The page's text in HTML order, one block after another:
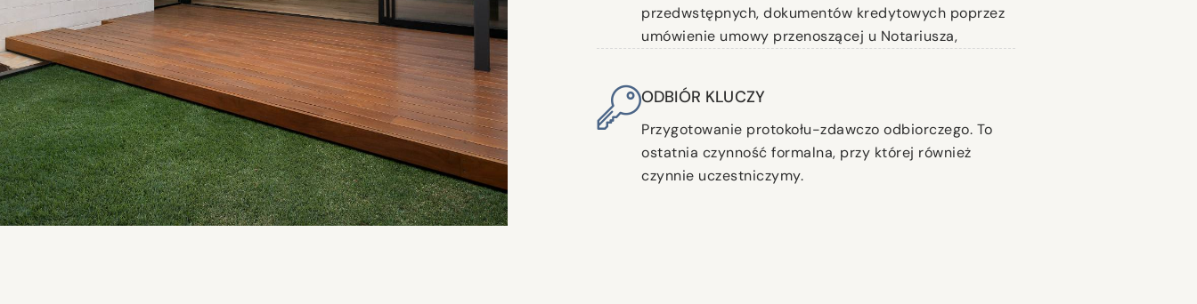
przedwstępnych, dokumentów kredytowych poprzez
umówienie umowy przenoszącej u Notariusza,
ODBIÓR KLUCZY
Przygotowanie protokołu-zdawczo odbiorczego. To
ostatnia czynność formalna, przy której również
czynnie uczestniczymy.